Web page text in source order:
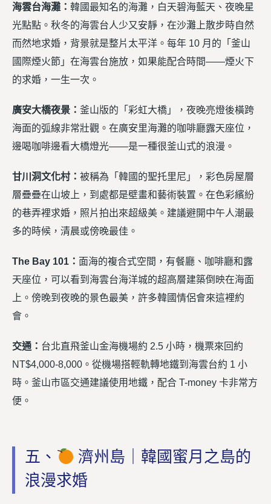
海雲台海灘： 韓國最知名的海灘，白天碧海藍天、夜晚星
光點點。秋冬的海雲台人少又安靜，在沙灘上散步時自然
而然地求婚，背景就是整片太平洋。每年 10 月的「釜山
國際煙火節」在海雲台施放，如果能配合時間——煙火下
的求婚，一生一次。
廣安大橋夜景： 釜山版的「彩虹大橋」，夜晚亮燈後橫跨
海面的弧線非常壯觀。在廣安里海灘的咖啡廳露天座位，
邊喝咖啡邊看大橋燈光——是一種很釜山式的浪漫。
甘川洞文化村： 被稱為「韓國的聖托里尼」，彩色房屋層
層疊疊在山坡上，到處都是壁畫和藝術裝置。在色彩繽紛
的巷弄裡求婚，照片拍出來超級美。建議避開中午人潮最
多的時候，清晨或傍晚最佳。
The Bay 101： 面海的複合式空間，有餐廳、咖啡廳和露
天座位，可以看到海雲台海洋城的超高層建築倒映在海面
上。傍晚到夜晚的景色最美，許多韓國情侶會來這裡約
會。
交通： 台北直飛釜山金海機場約 2.5 小時，機票來回約
NT$4,000-8,000。從機場搭輕軌轉地鐵到海雲台約 1 小
時。釜山市區交通建議使用地鐵，配合 T-money 卡非常方
便。
五、
濟州島｜韓國蜜月之島的
浪漫求婚